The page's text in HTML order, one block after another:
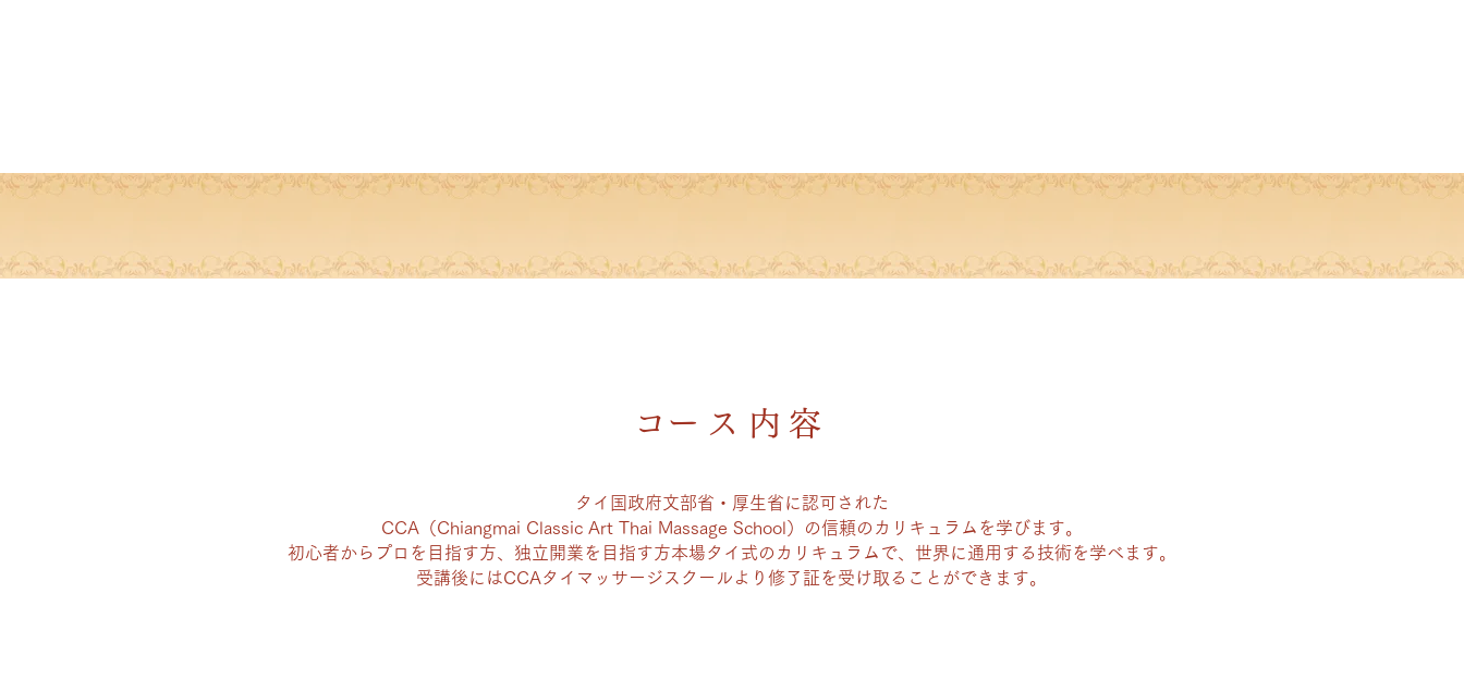
​コース内容
タイ国政府文部省・厚生省に認可された
CCA（Chiangmai Classic Art Thai Massage School）の信頼のカリキュラムを学びます。
初心者からプロを目指す方、独立開業を目指す方本場タイ式のカリキュラムで、世界に通用する技術を学べます。
受講後にはCCAタイマッサージスクールより修了証を受け取ることができます。